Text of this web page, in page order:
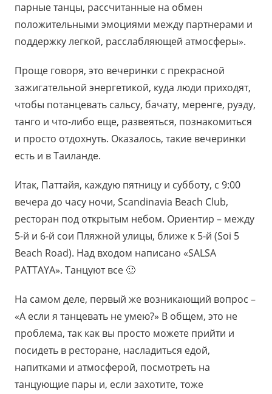
парные танцы, рассчитанные на обмен
положительными эмоциями между партнерами и
поддержку легкой, расслабляющей атмосферы».
Проще говоря, это вечеринки с прекрасной
зажигательной энергетикой, куда люди приходят,
чтобы потанцевать сальсу, бачату, меренге, руэду,
танго и что-либо еще, развеяться, познакомиться
и просто отдохнуть. Оказалось, такие вечеринки
есть и в Таиланде.
Итак, Паттайя, каждую пятницу и субботу, с 9:00
вечера до часу ночи, Scandinavia Beach Club,
ресторан под открытым небом. Ориентир – между
5-й и 6-й сои Пляжной улицы, ближе к 5-й (Soi 5
Beach Road). Над входом написано «SALSA
PATTAYA». Танцуют все 🙂
На самом деле, первый же возникающий вопрос –
«А если я танцевать не умею?» В общем, это не
проблема, так как вы просто можете прийти и
посидеть в ресторане, насладиться едой,
напитками и атмосферой, посмотреть на
танцующие пары и, если захотите, тоже